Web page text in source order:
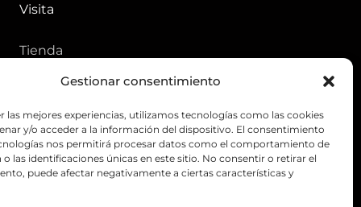
Gestionar consentimiento
las mejores experiencias, utilizamos tecnologías como las cookies
y/o acceder a la información del dispositivo. El consentimiento
nos permitirá procesar datos como el comportamiento de
o las identificaciones únicas en este sitio. No consentir o retirar el
puede afectar negativamente a ciertas características y
Visita
Tienda
Ofertas
Aviso de privacidad
Política de tratamiento de
datos personales